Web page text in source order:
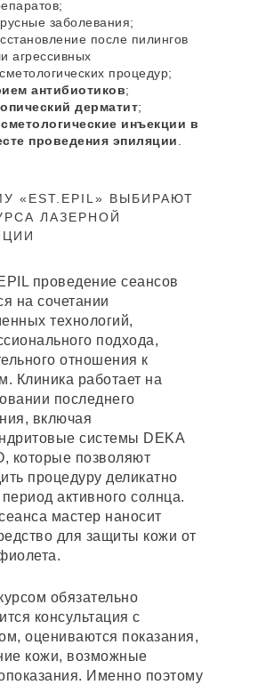
заболевания;
после пилингов
агрессивных
процедур;
антибиотиков;
дерматит;
инъекции в
проведения эпиляции
«EST.EPIL» ВЫБИРАЮТ
ЛАЗЕРНОЙ
проведение сеансов
на сочетании
технологий,
подхода,
отношения к
Клиника работает на
последнего
включая
системы DEKA
которые позволяют
процедуру деликатно
активного солнца.
мастер наносит
для защиты кожи от
обязательно
консультация с
оцениваются показания,
кожи, возможные
Именно поэтому
онлайн
фототипами кожи –
теле и лице без
лазерах